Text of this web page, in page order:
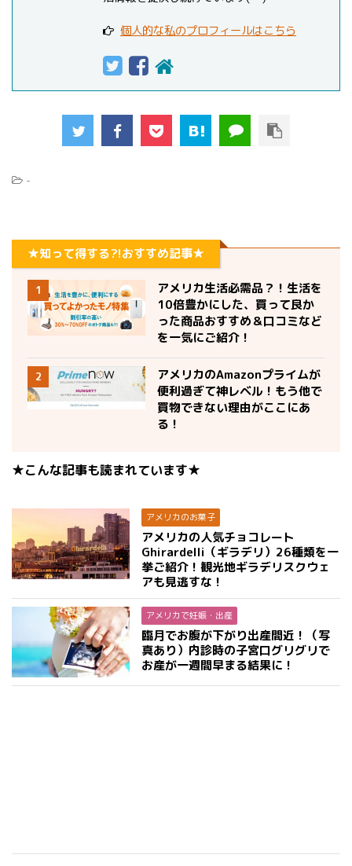
個人的な私のプロフィールはこちら
-
★知って得する?!おすすめ記事★
1
アメリカ生活必需品？！生活を
10倍豊かにした、買って良か
った商品おすすめ＆口コミなど
を一気にご紹介！
2
アメリカのAmazonプライムが
便利過ぎて神レベル！もう他で
買物できない理由がここにあ
る！
★こんな記事も読まれています★
アメリカのお菓子
アメリカの人気チョコレート
Ghirardelli（ギラデリ）26種類を一
挙ご紹介！観光地ギラデリスクウェ
アも見逃すな！
アメリカで妊娠・出産
臨月でお腹が下がり出産間近！（写
真あり）内診時の子宮口グリグリで
お産が一週間早まる結果に！